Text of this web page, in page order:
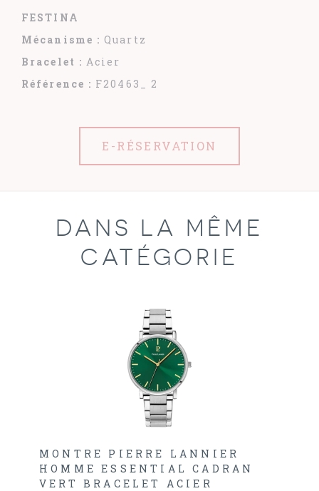
FESTINA
Mécanisme : Quartz
Bracelet : Acier
Référence : F20463_ 2
E-RÉSERVATION
DANS LA MÊME
CATÉGORIE
MONTRE PIERRE LANNIER
HOMME ESSENTIAL CADRAN
VERT BRACELET ACIER